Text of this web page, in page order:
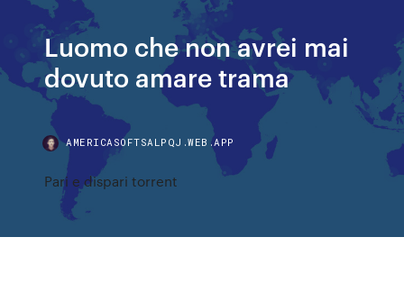
Luomo che non avrei mai
dovuto amare trama
AMERICASOFTSALPQJ.WEB.APP
Pari e dispari torrent